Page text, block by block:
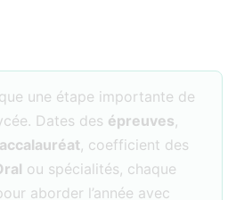
une étape importante de
Dates des épreuves,
, coefficient des
ou spécialités, chaque
aborder l’année avec